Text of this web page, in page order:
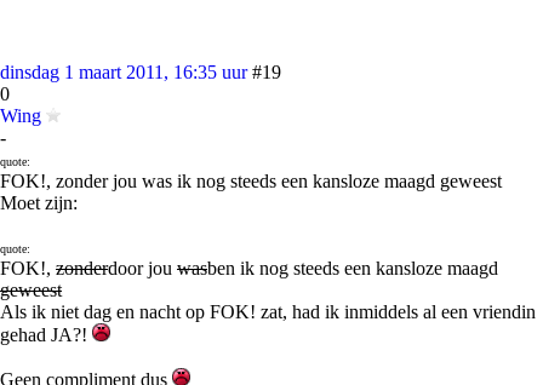
dinsdag 1 maart 2011, 16:35 uur #19
0
Wing
-
quote:
FOK!, zonder jou was ik nog steeds een kansloze maagd geweest
Moet zijn:
quote:
FOK!, zonderdoor jou wasben ik nog steeds een kansloze maagd
geweest
Als ik niet dag en nacht op FOK! zat, had ik inmiddels al een vriendin
gehad JA?!
Geen compliment dus